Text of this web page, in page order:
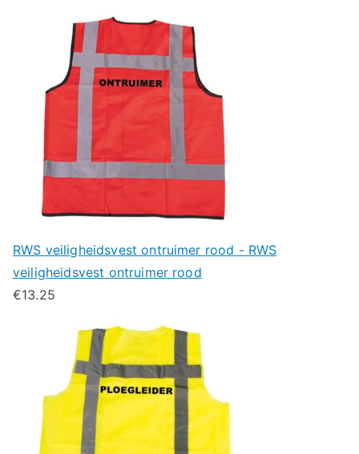
RWS veiligheidsvest ontruimer rood - RWS
veiligheidsvest ontruimer rood
€13.25